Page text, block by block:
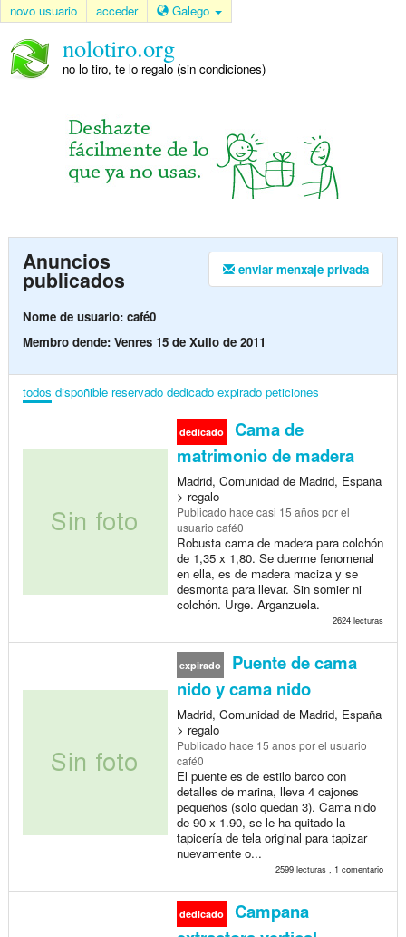
novo usuario acceder Galego
nolotiro.org
no lo tiro, te lo regalo (sin condiciones)
enviar menxaje privada
Anuncios
publicados
Nome de usuario: café0
Membro dende: Venres 15 de Xullo de 2011
todos dispoñible reservado dedicado expirado peticiones
dedicado
Cama de
matrimonio de madera
Madrid, Comunidad de Madrid, España
> regalo
Publicado hace casi 15 añospor el
usuario café0
Robusta cama de madera para colchón
de 1,35 x 1,80. Se duerme fenomenal
en ella, es de madera maciza y se
desmonta para llevar. Sin somier ni
colchón. Urge. Arganzuela.
2624 lecturas
expirado
Puente de cama
nido y cama nido
Madrid, Comunidad de Madrid, España
> regalo
Publicado hace 15 anospor el usuario
café0
El puente es de estilo barco con
detalles de marina, lleva 4 cajones
pequeños (solo quedan 3). Cama nido
de 90 x 1.90, se le ha quitado la
tapicería de tela original para tapizar
nuevamente o...
2599 lecturas , 1 comentario
dedicado
Campana